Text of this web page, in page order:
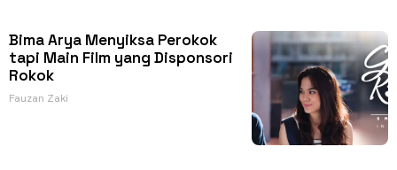
Bima Arya Menyiksa Perokok
tapi Main Film yang Disponsori
Rokok
Fauzan Zaki